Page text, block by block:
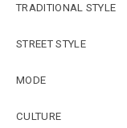
TRADITIONAL STYLE
STREET STYLE
MODE
CULTURE